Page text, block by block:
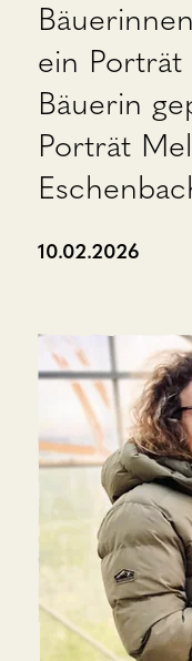
ein
Bäuerin
Porträt
10.02.2026